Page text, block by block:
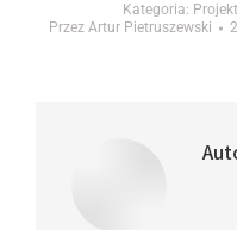
Kategoria:
Przez Artur Pietruszewski